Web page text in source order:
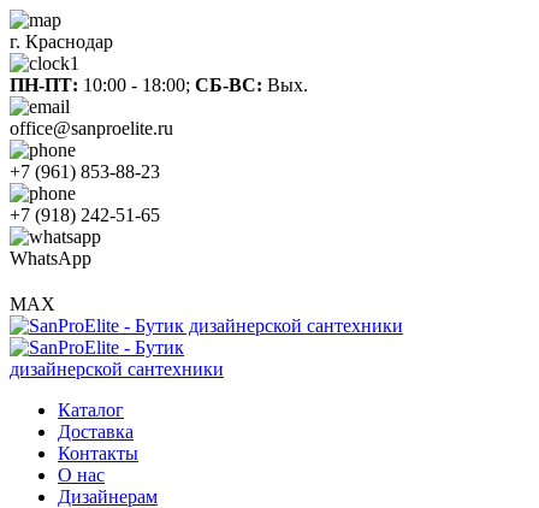
г. Краснодар
ПН-ПТ: 10:00 - 18:00; СБ-ВС: Вых.
office@sanproelite.ru
+7 (961) 853-88-23
+7 (918) 242-51-65
WhatsApp
MAX
Каталог
Доставка
Контакты
О нас
Дизайнерам